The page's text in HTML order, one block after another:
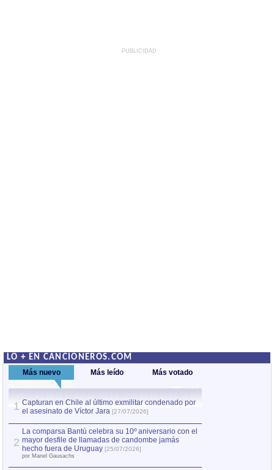
PUBLICIDAD
LO + EN CANCIONEROS.COM
Más nuevo Más leído Más votado
1 Capturan en Chile al último exmilitar condenado por
el asesinato de Víctor Jara [27/07/2026]
2
La comparsa Bantú celebra su 10º aniversario con el
mayor desfile de llamadas de candombe jamás
hecho fuera de Uruguay [25/07/2026]
por Manel Gausachs